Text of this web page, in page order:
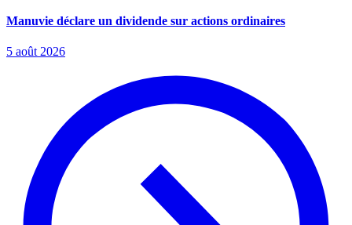
Manuvie déclare un dividende sur actions ordinaires
5 août 2026